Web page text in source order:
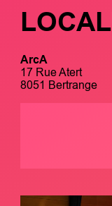
ArcA
17 Rue Atert
8051 Bertrange